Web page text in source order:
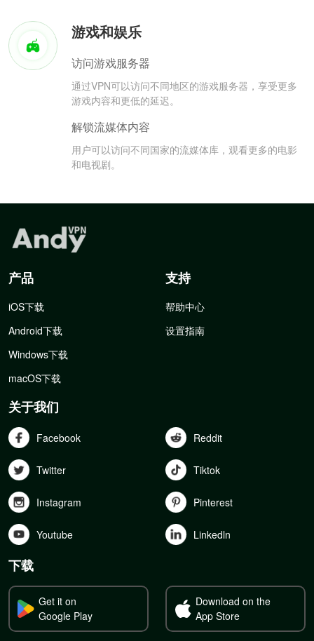
游戏和娱乐
访问游戏服务器
通过VPN可以访问不同地区的游戏服务器，享受更多
游戏内容和更低的延迟。
解锁流媒体内容
用户可以访问不同国家的流媒体库，观看更多的电影
和电视剧。
产品
iOS下载
Android下载
Windows下载
macOS下载
支持
帮助中心
设置指南
关于我们
Facebook Reddit
Twitter Tiktok
Instagram Pinterest
Youtube Linkedln
下载
Get it on
Google Play
Download on the
App Store